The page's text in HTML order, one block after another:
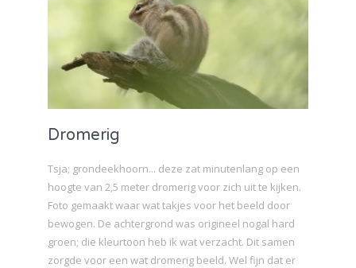
Dromerig
Tsja; grondeekhoorn... deze zat minutenlang op een
hoogte van 2,5 meter dromerig voor zich uit te kijken.
Foto gemaakt waar wat takjes voor het beeld door
bewogen. De achtergrond was origineel nogal hard
groen; die kleurtoon heb ik wat verzacht. Dit samen
zorgde voor een wat dromerig beeld. Wel fijn dat er